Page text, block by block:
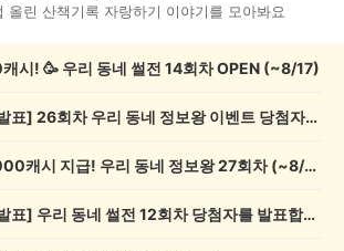
올린 산책기록 자랑하기 이야기를 모아봐요
시! 🥳 우리 동네 썰전 14회차 OPEN (~8/17)
💰[당첨자 발표] 26회차 우리 동네 정보왕 이벤트 당첨자를 발표합니다!
💸 전원 2,000캐시 지급! 우리 동네 정보왕 27회차 (~8/10)
💰[당첨자 발표] 우리 동네 썰전 12회차 당첨자를 발표합니다!